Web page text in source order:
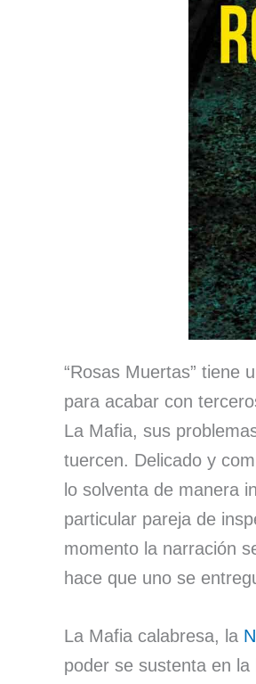
“Rosas Muertas” tiene
para acabar con
La Mafia, sus
tuercen. Delicado y
lo solventa de manera
particular pareja de
momento la narración
hace que uno se
La Mafia calabresa, la
poder se sustenta en